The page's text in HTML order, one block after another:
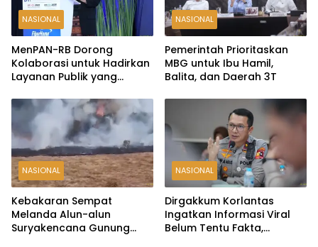
NASIONAL
MenPAN-RB Dorong
Kolaborasi untuk Hadirkan
Layanan Publik yang
NASIONAL
Pemerintah Prioritaskan
MBG untuk Ibu Hamil,
Balita, dan Daerah 3T
NASIONAL
Kebakaran Sempat
Melanda Alun-alun
Suryakencana Gunung
NASIONAL
Dirgakkum Korlantas
Ingatkan Informasi Viral
Belum Tentu Fakta,